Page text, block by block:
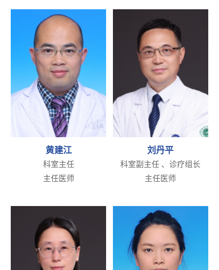
黄建江
科室主任
主任医师
刘丹平
科室副主任 、诊疗组长
主任医师